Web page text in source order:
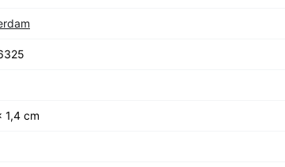
1,4 cm